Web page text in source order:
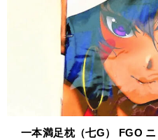
一本満足枕（七G） FGO